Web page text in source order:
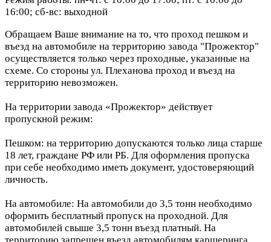
16:00; сб-вс: выходной
Обращаем Ваше внимание на то, что проход пешком и
въезд на автомобиле на территорию завода "Прожектор"
осуществляется только через проходные, указанные на
схеме. Со стороны ул. Плеханова проход и въезд на
территорию невозможен.
На территории завода «Прожектор» действует
пропускной режим:
Пешком: на территорию допускаются только лица старше
18 лет, граждане РФ или РБ. Для оформления пропуска
при себе необходимо иметь документ, удостоверяющий
личность.
На автомобиле: На автомобили до 3,5 тонн необходимо
оформить бесплатный пропуск на проходной. Для
автомобилей свыше 3,5 тонн въезд платный. На